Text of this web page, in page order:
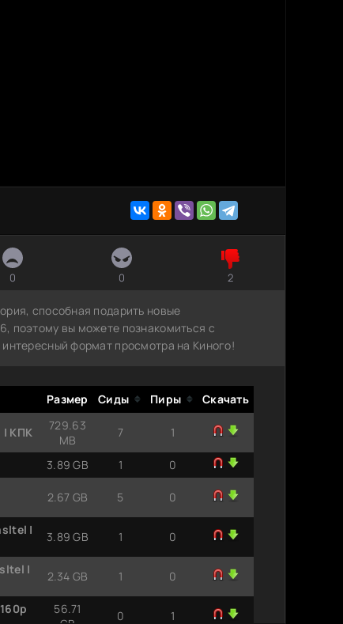
0 0 2
способная подарить новые
поэтому вы можете познакомиться с
формат просмотра на Киного!
Размер Сиды Пиры Скачать
| КПК
729.63
MB
7 1
3.89 GB 1
0
2.67 GB 5 0
|
3.89 GB 1 0
|
2.34 GB 1 0
56.71
0 1